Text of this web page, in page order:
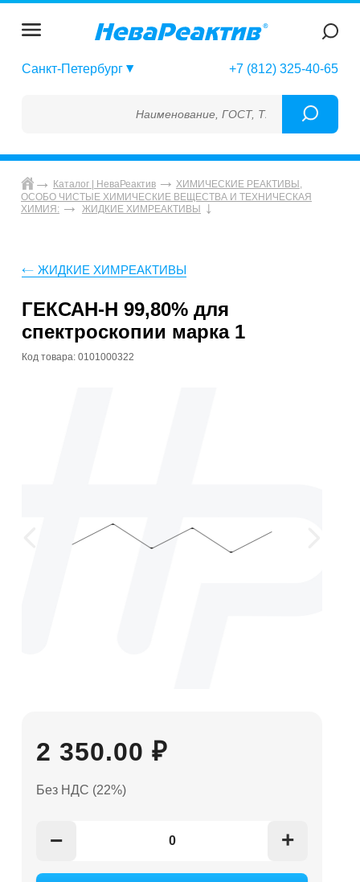
Санкт-Петербург +7 (812) 325-40-65
Наименование, ГОСТ, ТУ, ГСО, МСО,
Каталог | НеваРеактив
ХИМИЧЕСКИЕ РЕАКТИВЫ,
ОСОБО ЧИСТЫЕ ХИМИЧЕСКИЕ ВЕЩЕСТВА И ТЕХНИЧЕСКАЯ
ХИМИЯ:
ЖИДКИЕ ХИМРЕАКТИВЫ
ЖИДКИЕ ХИМРЕАКТИВЫ
ГЕКСАН-Н 99,80% для
спектроскопии марка 1
Код товара: 0101000322
2 350.00 ₽
Без НДС (22%)
− +